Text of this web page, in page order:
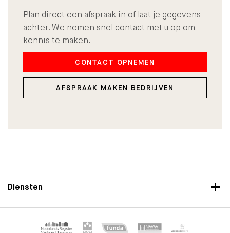
Plan direct een afspraak in of laat je gegevens
achter. We nemen snel contact met u op om
kennis te maken.
CONTACT OPNEMEN
AFSPRAAK MAKEN BEDRIJVEN
Diensten